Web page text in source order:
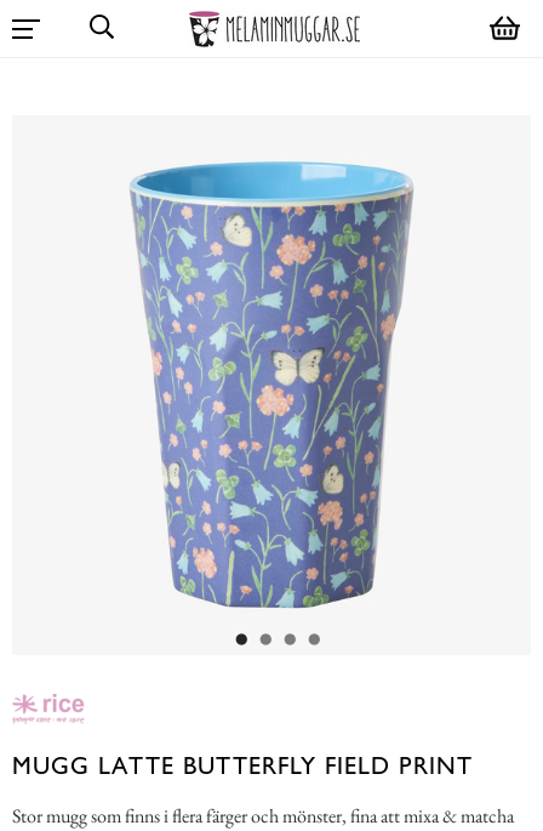
MUGG LATTE BUTTERFLY FIELD PRINT
Stor mugg som finns i flera färger och mönster, fina att mixa & matcha